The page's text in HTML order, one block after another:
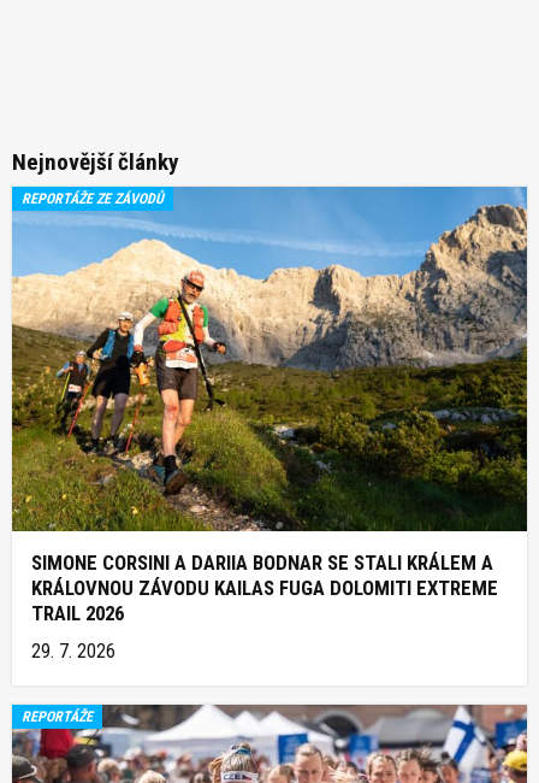
Nejnovější články
REPORTÁŽE ZE ZÁVODŮ
SIMONE CORSINI A DARIIA BODNAR SE STALI KRÁLEM A
KRÁLOVNOU ZÁVODU KAILAS FUGA DOLOMITI EXTREME
TRAIL 2026
29. 7. 2026
REPORTÁŽE